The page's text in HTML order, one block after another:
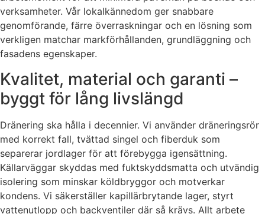
verksamheter. Vår lokalkännedom ger snabbare
genomförande, färre överraskningar och en lösning som
verkligen matchar markförhållanden, grundläggning och
fasadens egenskaper.
Kvalitet, material och garanti –
byggt för lång livslängd
Dränering ska hålla i decennier. Vi använder dräneringsrör
med korrekt fall, tvättad singel och fiberduk som
separerar jordlager för att förebygga igensättning.
Källarväggar skyddas med fuktskyddsmatta och utvändig
isolering som minskar köldbryggor och motverkar
kondens. Vi säkerställer kapillärbrytande lager, styrt
vattenutlopp och backventiler där så krävs. Allt arbete